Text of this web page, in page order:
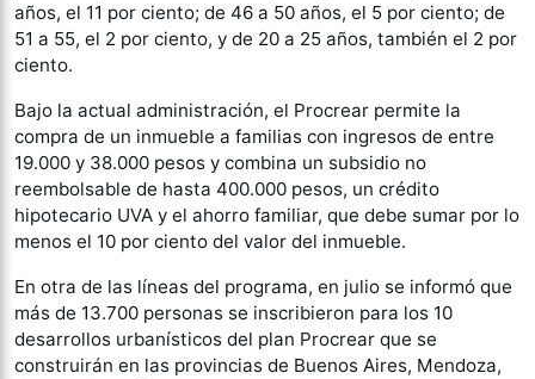
años, el 11 por ciento; de 46 a 50 años, el 5 por ciento; de
51 a 55, el 2 por ciento, y de 20 a 25 años, también el 2 por
ciento.
Bajo la actual administración, el Procrear permite la
compra de un inmueble a familias con ingresos de entre
19.000 y 38.000 pesos y combina un subsidio no
reembolsable de hasta 400.000 pesos, un crédito
hipotecario UVA y el ahorro familiar, que debe sumar por lo
menos el 10 por ciento del valor del inmueble.
En otra de las líneas del programa, en julio se informó que
más de 13.700 personas se inscribieron para los 10
desarrollos urbanísticos del plan Procrear que se
construirán en las provincias de Buenos Aires, Mendoza,